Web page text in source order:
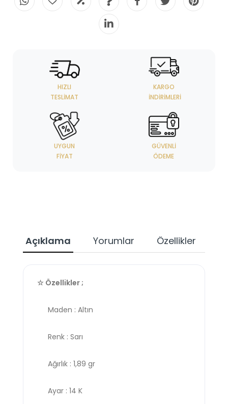
HIZLI
TESLIMAT
KARGO
İNDIRIMLERI
UYGUN
FIYAT
GÜVENLI
ÖDEME
Açıklama Yorumlar Özellikler
☆ Özellikler ;
Maden : Altın
Renk : Sarı
Ağırlık : 1,89 gr
Ayar : 14 K